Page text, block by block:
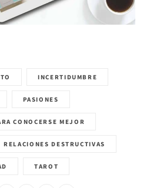
INCERTIDUMBRE
PASIONES
CONOCERSE MEJOR
RELACIONES DESTRUCTIVAS
TAROT